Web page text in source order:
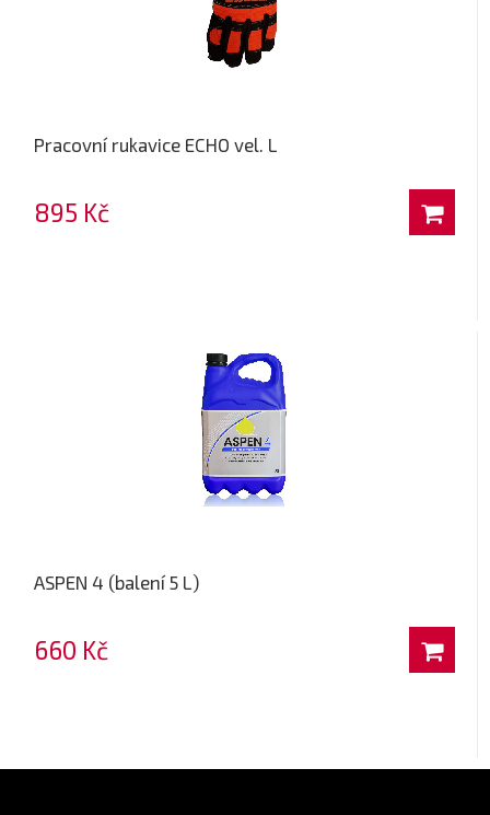
Pracovní rukavice ECHO vel. L
895 Kč
ASPEN 4 (balení 5 L)
660 Kč